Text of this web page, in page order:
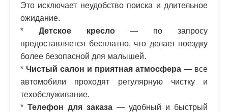
Это исключает неудобство поиска и длительное
ожидание.
* Детское кресло— по запросу
предоставляется бесплатно, что делает поездку
более безопасной для малышей.
* Чистый салон и приятная атмосфера — все
автомобили проходят регулярную чистку и
техобслуживание.
* Телефон для заказа — удобный и быстрый